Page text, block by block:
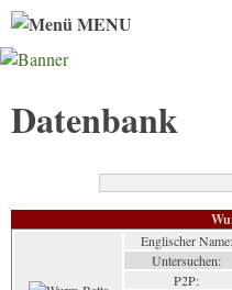
MENU
Datenbank
Englischer Name:
Untersuchen:
P2P: